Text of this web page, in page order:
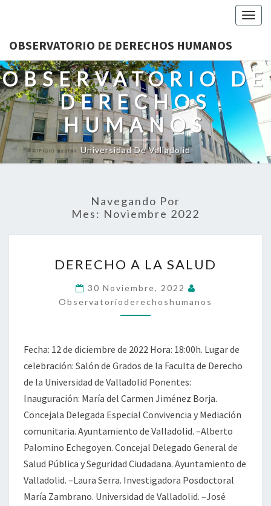
OBSERVATORIO DE DERECHOS HUMANOS
OBSERVATORIO DE
DERECHOS
HUMANOS
Universidad De Valladolid
Navegando Por
Mes: Noviembre 2022
A
LA
SALUD
DERECHO A LA SALUD
30 Noviembre, 2022
Observatorioderechoshumanos
Fecha: 12 de diciembre de 2022 Hora: 18:00h. Lugar de
celebración: Salón de Grados de la Faculta de Derecho
de la Universidad de Valladolid Ponentes:
Inauguración: María del Carmen Jiménez Borja.
Concejala Delegada Especial Convivencia y Mediación
comunitaria. Ayuntamiento de Valladolid. –Alberto
Palomino Echegoyen. Concejal Delegado General de
Salud Pública y Seguridad Ciudadana. Ayuntamiento de
Valladolid. –Laura Serra. Investigadora Posdoctoral
María Zambrano. Universidad de Valladolid. –José